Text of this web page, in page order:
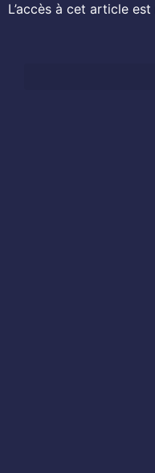
L’accès à cet article